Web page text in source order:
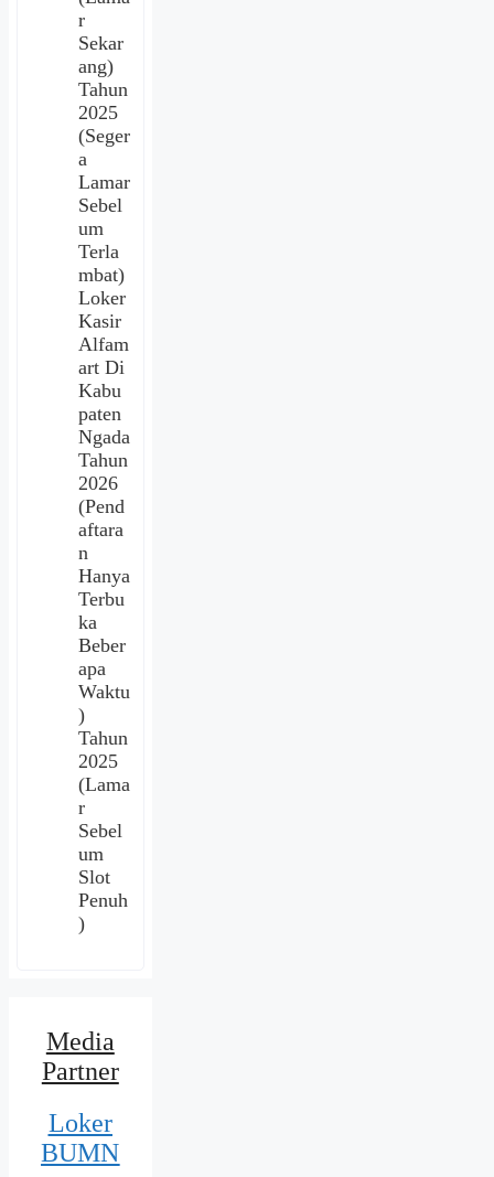
r
Sekar
ang)
Tahun
2025
(Seger
a
Lamar
Sebel
um
Terla
mbat)
Loker
Kasir
Alfam
art Di
Kabu
paten
Ngada
Tahun
2026
(Pend
aftara
n
Hanya
Terbu
ka
Beber
apa
Waktu
)
Tahun
2025
(Lama
r
Sebel
um
Slot
Penuh
)
Media
Partner
Loker
BUMN